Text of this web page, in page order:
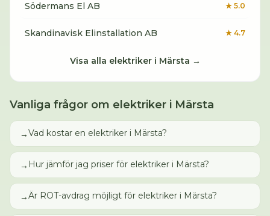
Södermans El AB ★ 5.0
Skandinavisk Elinstallation AB ★ 4.7
Visa alla elektrikeri Märsta →
Vanliga frågor om elektriker i Märsta
→Vad kostar en elektriker i Märsta?
→ Hur jämför jag priser för elektriker i Märsta?
→Är ROT-avdrag möjligt för elektriker i Märsta?